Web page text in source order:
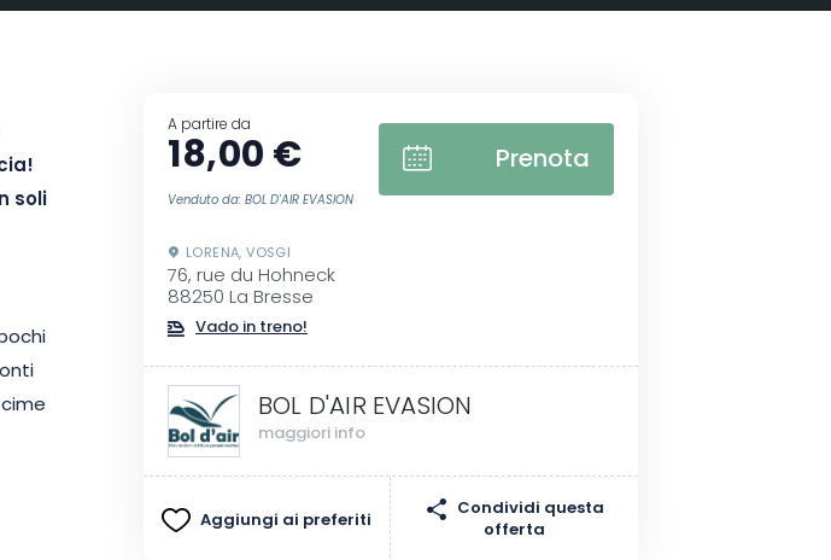
soli
A partire da
18,00 €
Venduto da: BOL D'AIR EVASION
Prenota
LORENA, VOSGI
76, rue du Hohneck
88250 La Bresse
Vado in treno!
BOL D'AIR EVASION
maggiori info
Aggiungi ai preferiti
Condividi questa
offerta